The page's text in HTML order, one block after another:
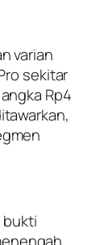
varian
sekitar
Rp4
bukti